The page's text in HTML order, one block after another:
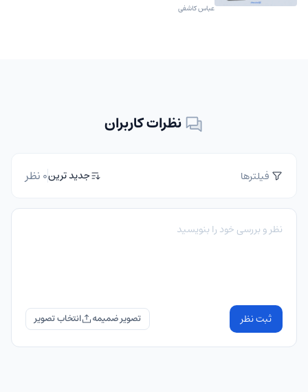
عباس کاشفی
نظرات کاربران
فیلترها جدید ترین0 نظر
ثبت نظر تصویر ضمیمه